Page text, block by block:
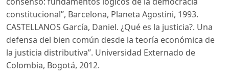
constitucional”, Barcelona, Planeta Agostini, 1993.
CASTELLANOS García, Daniel. ¿Qué es la justicia?. Una
defensa del bien común desde la teoría económica de
la justicia distributiva”. Universidad Externado de
Colombia, Bogotá, 2012.